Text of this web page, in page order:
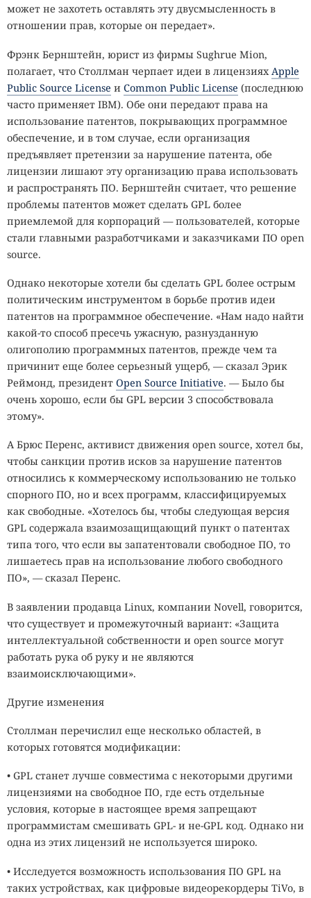
может не захотеть оставлять эту двусмысленность в
отношении прав, которые он передает».
Фрэнк Бернштейн, юрист из фирмы Sughrue Mion,
полагает, что Столлман черпает идеи в лицензиях Apple
Public Source License и Common Public License (последнюю
часто применяет IBM). Обе они передают права на
использование патентов, покрывающих программное
обеспечение, и в том случае, если организация
предъявляет претензии за нарушение патента, обе
лицензии лишают эту организацию права использовать
и распространять ПО. Бернштейн считает, что решение
проблемы патентов может сделать GPL более
приемлемой для корпораций — пользователей, которые
стали главными разработчиками и заказчиками ПО open
source.
Однако некоторые хотели бы сделать GPL более острым
политическим инструментом в борьбе против идеи
патентов на программное обеспечение. «Нам надо найти
какой-то способ пресечь ужасную, разнузданную
олигополию программных патентов, прежде чем та
причинит еще более серьезный ущерб, — сказал Эрик
Реймонд, президент Open Source Initiative. — Было бы
очень хорошо, если бы GPL версии 3 способствовала
этому».
А Брюс Перенс, активист движения open source, хотел бы,
чтобы санкции против исков за нарушение патентов
относились к коммерческому использованию не только
спорного ПО, но и всех программ, классифицируемых
как свободные. «Хотелось бы, чтобы следующая версия
GPL содержала взаимозащищающий пункт о патентах
типа того, что если вы запатентовали свободное ПО, то
лишаетесь прав на использование любого свободного
ПО», — сказал Перенс.
В заявлении продавца Linux, компании Novell, говорится,
что существует и промежуточный вариант: «Защита
интеллектуальной собственности и open source могут
работать рука об руку и не являются
взаимоисключающими».
Другие изменения
Столлман перечислил еще несколько областей, в
которых готовятся модификации:
• GPL станет лучше совместима с некоторыми другими
лицензиями на свободное ПО, где есть отдельные
условия, которые в настоящее время запрещают
программистам смешивать GPL- и не-GPL код. Однако ни
одна из этих лицензий не используется широко.
• Исследуется возможность использования ПО GPL на
таких устройствах, как цифровые видеорекордеры TiVo, в